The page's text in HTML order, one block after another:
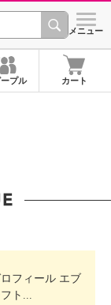
ショッ
メニュー
プル カート
フィール エブ
ト...